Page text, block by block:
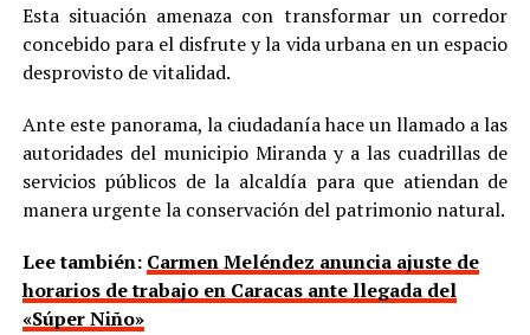
Esta situación amenaza con transformar un corredor
concebido para el disfrute y la vida urbana en un espacio
desprovisto de vitalidad.
Ante este panorama, la ciudadanía hace un llamado a las
autoridades del municipio Miranda y a las cuadrillas de
servicios públicos de la alcaldía para que atiendan de
manera urgente la conservación del patrimonio natural.
Lee también: Carmen Meléndez anuncia ajuste de
horarios de trabajo en Caracas ante llegada del
«Súper Niño»